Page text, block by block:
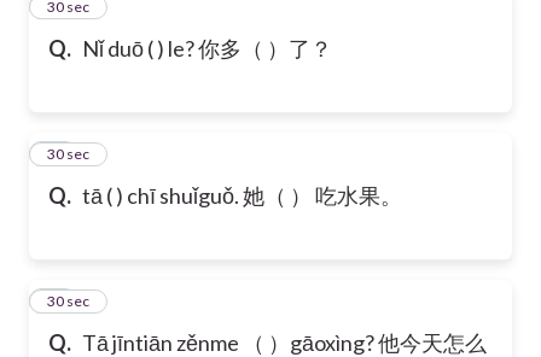
Q. Nǐ duō ( ) le? 你多（ ）了？
15
30 sec
Q. tā ( ) chī shuǐguǒ. 她（ ） 吃水果。
16
30 sec
Q. Tā jīntiān zěnme （ ）gāoxìng? 他今天怎么
17
30 sec